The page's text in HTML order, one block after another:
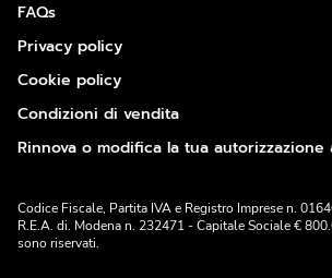
FAQs
Privacy policy
Cookie policy
Condizioni di vendita
Rinnova o modifica la tua autorizzazione
Codice Fiscale, Partita IVA e Registro Imprese n.
R.E.A. di. Modena n. 232471 - Capitale Sociale €
sono riservati.